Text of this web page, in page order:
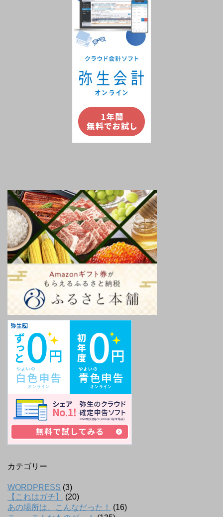
カテゴリー
WORDPRESS (3)
【これはガチ】
(20)
あの場所は、こんなだった！
(16)